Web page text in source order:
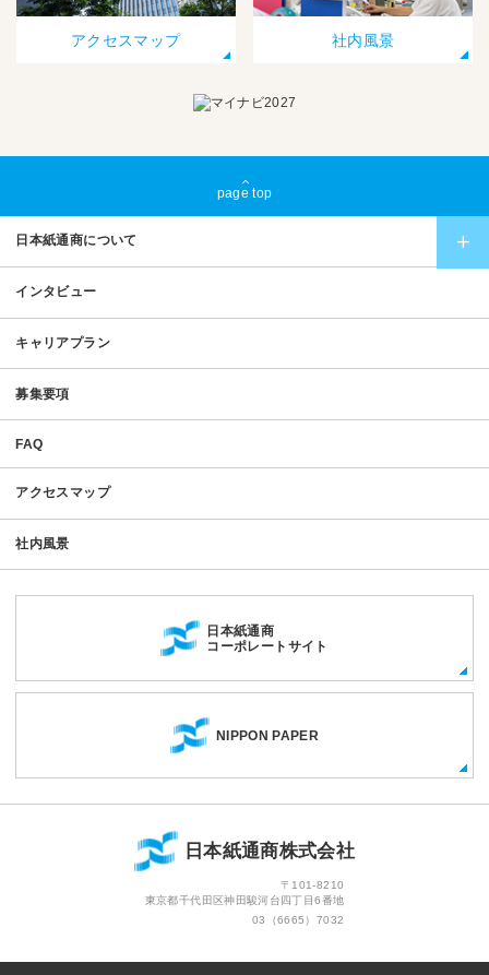
アクセスマップ 社内風景
page top
日本紙通商について
インタビュー
キャリアプラン
募集要項
FAQ
アクセスマップ
社内風景
日本紙通商
コーポレートサイト
NIPPON PAPER
日本紙通商株式会社
〒101-8210
東京都千代田区神田駿河台四丁目6番地
03（6665）7032